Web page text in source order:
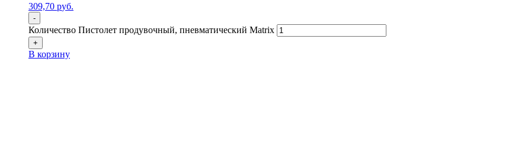
309,70 руб.
-
Количество Пистолет продувочный, пневматический Matrix
+
В корзину